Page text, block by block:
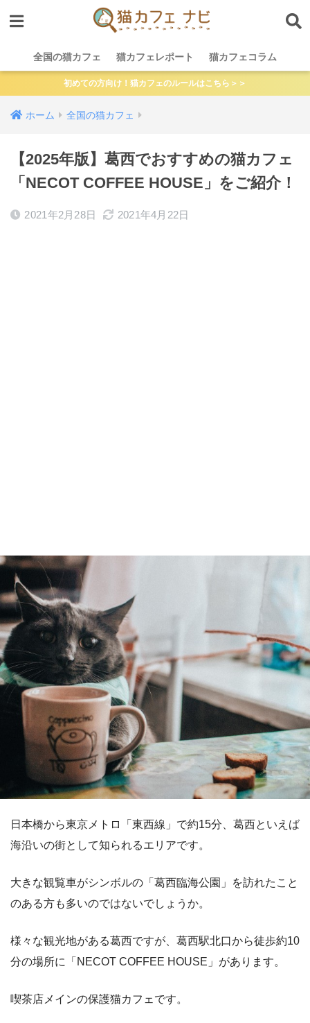
全国の猫カフェ 猫カフェレポート 猫カフェコラム
初めての方向け！猫カフェのルールはこちら＞＞
ホーム 全国の猫カフェ
【2025年版】葛西でおすすめの猫カフェ
「NECOT COFFEE HOUSE」をご紹介！
2021年2月28日 2021年4月22日
日本橋から東京メトロ「東西線」で約15分、葛西といえば
海沿いの街として知られるエリアです。
大きな観覧車がシンボルの「葛西臨海公園」を訪れたこと
のある方も多いのではないでしょうか。
様々な観光地がある葛西ですが、葛西駅北口から徒歩約10
分の場所に「NECOT COFFEE HOUSE」があります。
喫茶店メインの保護猫カフェです。